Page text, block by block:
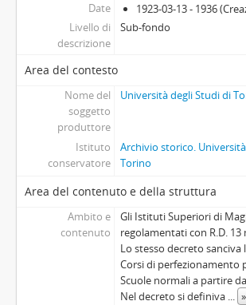
Date
1923-03-13 - 1936
Livello di
descrizione
Sub-fondo
Area del contesto
Nome del
soggetto
produttore
Università degli Studi di
Istituto
conservatore
Archivio storico.
Torino
Area del contenuto e della struttura
Ambito e
contenuto
Gli Istituti Superiori di
regolamentati con R.D. 13
Lo stesso decreto sanciva
Corsi di perfezionamento
Scuole normali a partire
Nel decreto si definiva ... »